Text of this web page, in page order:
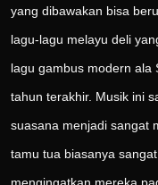
yang dibawakan bisa
lagu-lagu melayu deli
lagu gambus modern ala
tahun terakhir. Musik ini
suasana menjadi sangat
tamu tua biasanya